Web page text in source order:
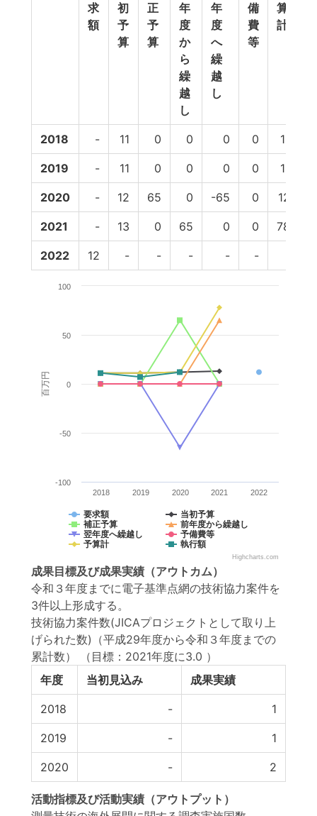
求
額
初
予
算
正
予
算
年
度
か
ら
繰
越
し
年
度
へ
繰
越
し
備
費
等
算
計
2018 - 11 0 0 0 0 11
2019 - 11 0 0 0 0 11
2020 - 12 65 0 -65 0 12
2021 - 13 0 65 0 0 78
2022 12 - - - - -
百万円
要求額
当初予算
補正予算
前年度から繰越し
翌年度へ繰越し
予備費等
予算計
執行額
2018 2019 2020 2021 2022
-100
-50
0
50
100
Highcharts.com
成果目標及び成果実績 （アウトカム）
令和３年度までに電子基準点網の技術協力案件を
3件以上形成する。
技術協力案件数(JICAプロジェクトとして取り上
げられた数)（平成29年度から令和３年度までの
累計数）
（目標：2021年度に3.0 ）
年度
当初見込み 成果実績
2018 - 1
2019 - 1
2020 - 2
活動指標及び活動実績 （アウトプット）